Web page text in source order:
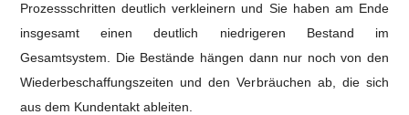
Prozessschritten deutlich verkleinern und Sie haben am Ende
insgesamt einen deutlich niedrigeren Bestand im
Gesamtsystem. Die Bestände hängen dann nur noch von den
Wiederbeschaffungszeiten und den Verbräuchen ab, die sich
aus dem Kundentakt ableiten.